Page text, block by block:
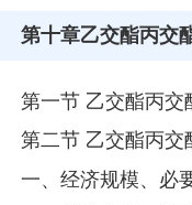
第十章乙交酯丙交
第一节 乙交酯丙交
第二节 乙交酯丙交
一、经济规模、必